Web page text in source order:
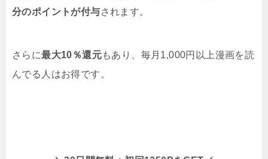
分のポイントが付与されます。
さらに最大10％還元もあり、毎月1,000円以上漫画を読
んでる人はお得です。